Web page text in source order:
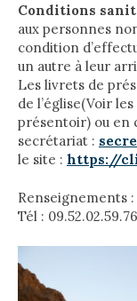
Conditions
aux personnes
condition
un autre à leur
Les livrets de
de l’église(Voir
présentoir) ou en
secrétariat :
le site : https://
Renseignements :
Tél : 09.52.02.59.76